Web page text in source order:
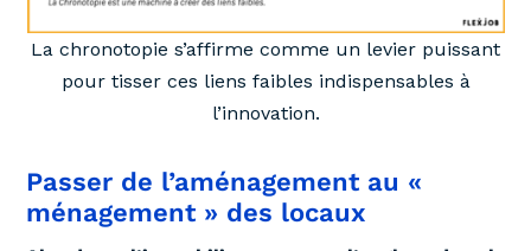
La chronotopie s’affirme comme un levier puissant
pour tisser ces liens faibles indispensables à
l’innovation.
Passer de l’aménagement au «
ménagement » des locaux